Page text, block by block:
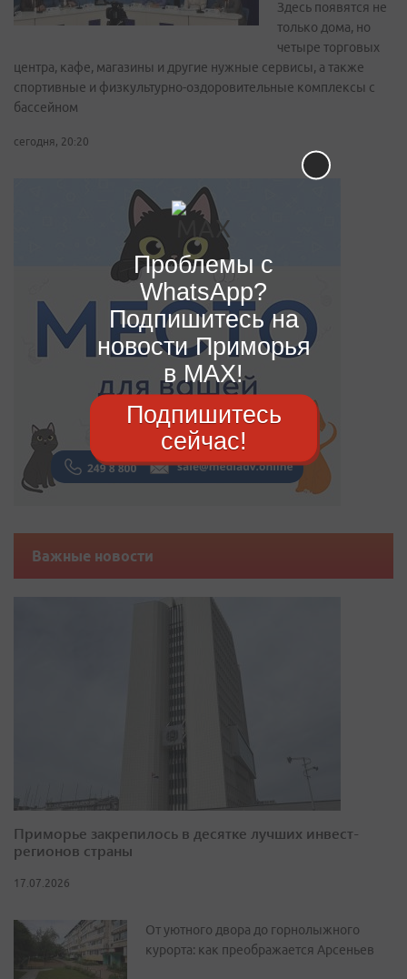
Здесь появятся не
только дома, но
четыре торговых
центра, кафе, магазины и другие нужные сервисы, а также
спортивные и физкультурно-оздоровительные комплексы с
бассейном
сегодня, 20:20
Важные новости
Приморье закрепилось в десятке лучших инвест-
регионов страны
17.07.2026
От уютного двора до горнолыжного
курорта: как преображается Арсеньев
Проблемы с
WhatsApp?
Подпишитесь на
новости Приморья
в MAX!
Подпишитесь
сейчас!